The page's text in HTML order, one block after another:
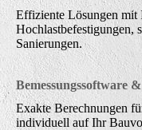
Effiziente Lösungen mit
Hochlastbefestigungen,
Sanierungen.
Bemessungssoftware
Exakte Berechnungen
individuell auf Ihr